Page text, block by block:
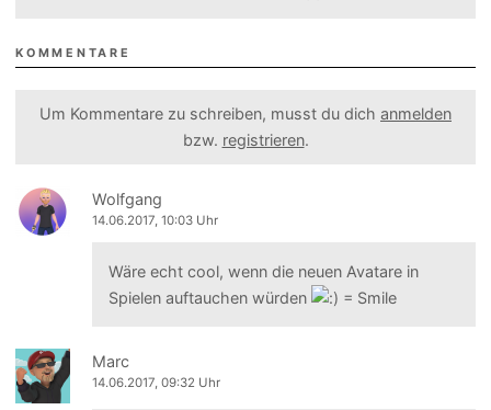
KOMMENTARE
Um Kommentare zu schreiben, musst du dich anmelden
bzw. registrieren.
Wolfgang
14.06.2017, 10:03 Uhr
Wäre echt cool, wenn die neuen Avatare in
Spielen auftauchen würden
Marc
14.06.2017, 09:32 Uhr